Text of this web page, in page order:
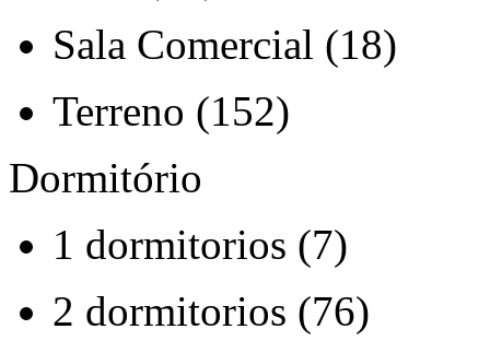
Sala Comercial (18)
Terreno (152)
Dormitório
1 dormitorios (7)
2 dormitorios (76)